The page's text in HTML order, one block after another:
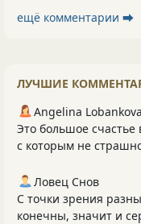
ещё комментарии ⮕
ЛУЧШИЕ
Angelina
Это большое счастье
с которым не
Ловец Снов
С точки зрения
конечны, значит и